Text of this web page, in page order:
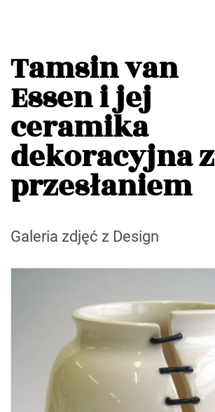
Tamsin van
Essen i jej
ceramika
dekoracyjna z
przesłaniem
Galeria zdjęć z Design